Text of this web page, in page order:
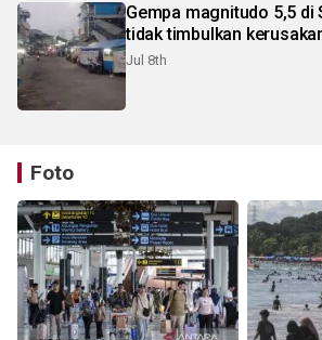
Gempa magnitudo 5,5 di
tidak timbulkan
Jul 8th
Foto